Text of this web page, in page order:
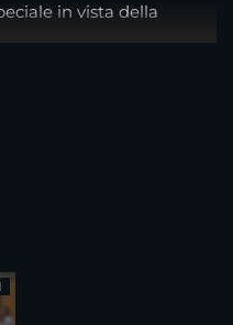
in vista della